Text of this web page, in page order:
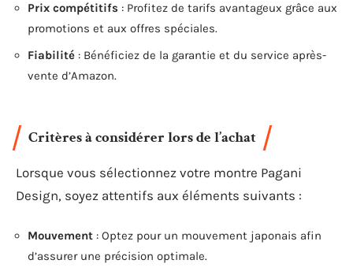
Prix compétitifs : Profitez de tarifs avantageux grâce aux
promotions et aux offres spéciales.
Fiabilité : Bénéficiez de la garantie et du service après-
vente d’Amazon.
Critères à considérer lors de l’achat
Lorsque vous sélectionnez votre montre Pagani
Design, soyez attentifs aux éléments suivants :
Mouvement : Optez pour un mouvement japonais afin
d’assurer une précision optimale.